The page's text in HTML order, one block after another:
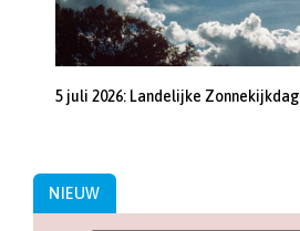
5 juli 2026: Landelijke Zonnekijkdag
NIEUW